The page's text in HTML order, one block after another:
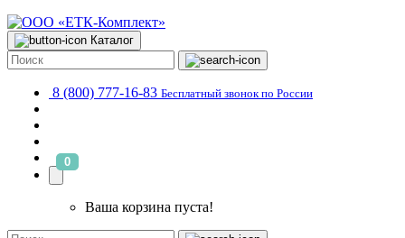
Каталог
8 (800) 777-16-83 Бесплатный звонок по России
0
Ваша корзина пуста!